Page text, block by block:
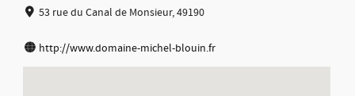
53 rue du Canal de Monsieur, 49190
http://www.domaine-michel-blouin.fr